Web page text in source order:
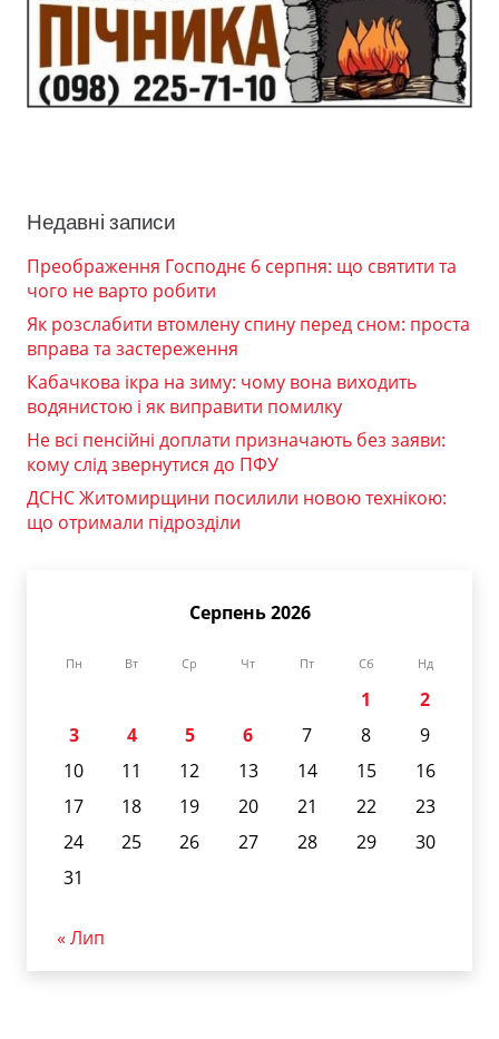
Недавні записи
Преображення Господнє 6 серпня: що святити та
чого не варто робити
Як розслабити втомлену спину перед сном: проста
вправа та застереження
Кабачкова ікра на зиму: чому вона виходить
водянистою і як виправити помилку
Не всі пенсійні доплати призначають без заяви:
кому слід звернутися до ПФУ
ДСНС Житомирщини посилили новою технікою:
що отримали підрозділи
Серпень 2026
Пн Вт Ср Чт Пт Сб Нд
1
2
3
4 5 6 7 8
9
10
11 12 13 14 15
16
17
18 19 20 21 22
23
24
25 26 27 28 29
30
31
« Лип